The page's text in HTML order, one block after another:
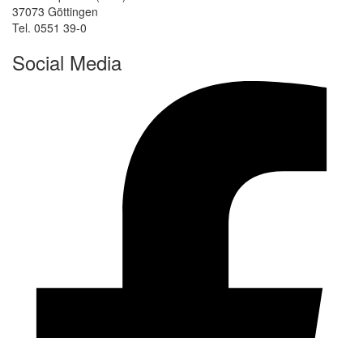
37073 Göttingen
Tel. 0551 39-0
Social Media